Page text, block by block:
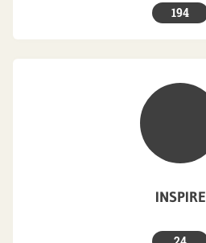
194
INSPIRE